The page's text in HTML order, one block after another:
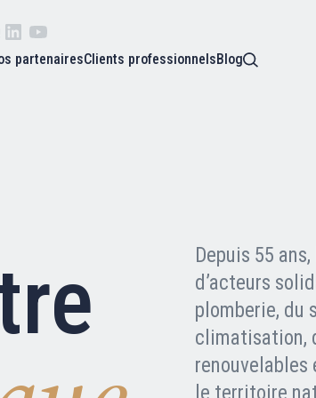
partenairesClients professionnelsBlog
adhérents
du réseau
Depuis 55
d’acteurs
plomberie, du
climatisation,
le territoire